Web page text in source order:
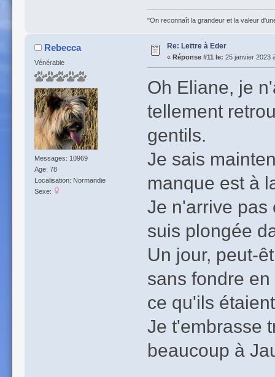
"On reconnaît la grandeur et la valeur
Rebecca
Vénérable
Messages: 10969
Age: 78
Localisation: Normandie
Sexe:
Re: Lettre à Eder
« Réponse #11 le: 25 janvier 2023
Oh Eliane, je
tellement
gentils.
Je sais
manque est à
Je n'arrive pas
suis plongée
Un jour, peut-
sans fondre
ce qu'ils
Je t'embrasse
beaucoup à